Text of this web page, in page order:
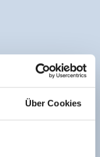
Über Cookies